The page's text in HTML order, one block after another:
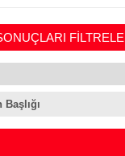
FİLTRELE
Başlığı